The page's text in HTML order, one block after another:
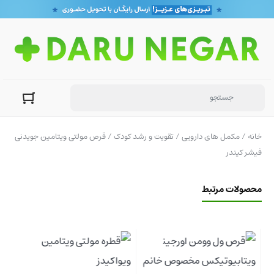
خانه /مکمل های دارویی/تقویت و رشد کودک/ قرص مولتی ویتامین جویدنی
فیشر کیندر
محصولات مرتبط